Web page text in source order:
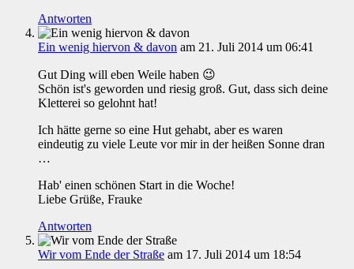
Antworten
Ein wenig hiervon & davon am 21. Juli 2014 um 06:41
Gut Ding will eben Weile haben 😉
Schön ist's geworden und riesig groß. Gut, dass sich deine
Kletterei so gelohnt hat!
Ich hätte gerne so eine Hut gehabt, aber es waren
eindeutig zu viele Leute vor mir in der heißen Sonne dran
…
Hab' einen schönen Start in die Woche!
Liebe Grüße, Frauke
Antworten
Wir vom Ende der Straße am 17. Juli 2014 um 18:54